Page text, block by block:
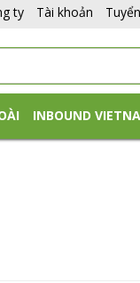
ty Tài khoản
INBOUND